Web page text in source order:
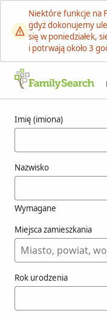
Niektóre funkcje na
gdyż dokonujemy
się w poniedziałek,
i potrwają około 3
Imię (imiona)
Nazwisko
Wymagane
Miejsca zamieszkania
Rok urodzenia